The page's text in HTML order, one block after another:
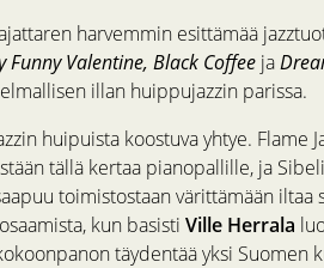
harvemmin esittämää
Funny Valentine, Black Coffee ja
illan huippujazzin parissa.
huipuista koostuva yhtye. Flame
tällä kertaa pianopallille, ja
toimistostaan värittämään iltaa
kun basisti Ville Herrala
täydentää yksi Suomen